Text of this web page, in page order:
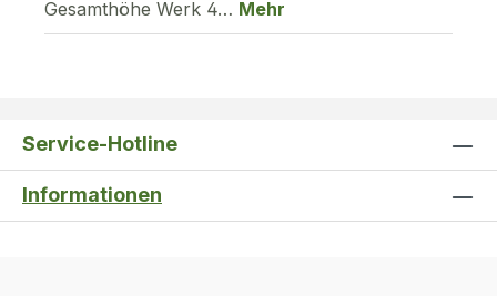
Gesamthöhe Werk 4… Mehr
Service-Hotline
Informationen